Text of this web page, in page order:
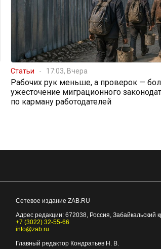
Статьи 17:03, Вчера
Рабочих рук меньше, а проверок —
ужесточение миграционного
по карману работодателей
Сетевое издание ZAB.RU
Адрес редакции: 672038, Россия, Забайкальский
+7 (3022) 32-55-66
info@zab.ru
Главный редактор Кондратьев Н. В.